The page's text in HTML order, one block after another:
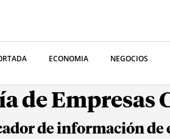
ECONOMIA NEGOCIOS
de Empresas
de información de